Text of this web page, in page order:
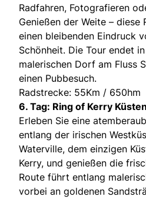
Radfahren, Fotografieren
Genießen der Weite – diese
einen bleibenden Eindruck
Schönheit. Die Tour endet
malerischen Dorf am Fluss
einen Pubbesuch.
Radstrecke: 55Km / 650hm
6. Tag: Ring of Kerry Küsten
Erleben Sie eine
entlang der irischen
Waterville, dem einzigen
Kerry, und genießen die
Route führt entlang
vorbei an goldenen